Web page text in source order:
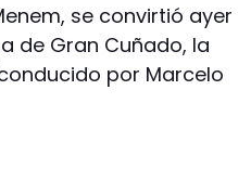
se convirtió ayer
de Gran Cuñado, la
por Marcelo